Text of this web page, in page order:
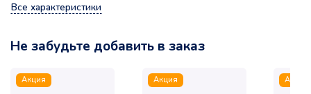
Все характеристики
Не забудьте добавить в заказ
Акция Акция Акция